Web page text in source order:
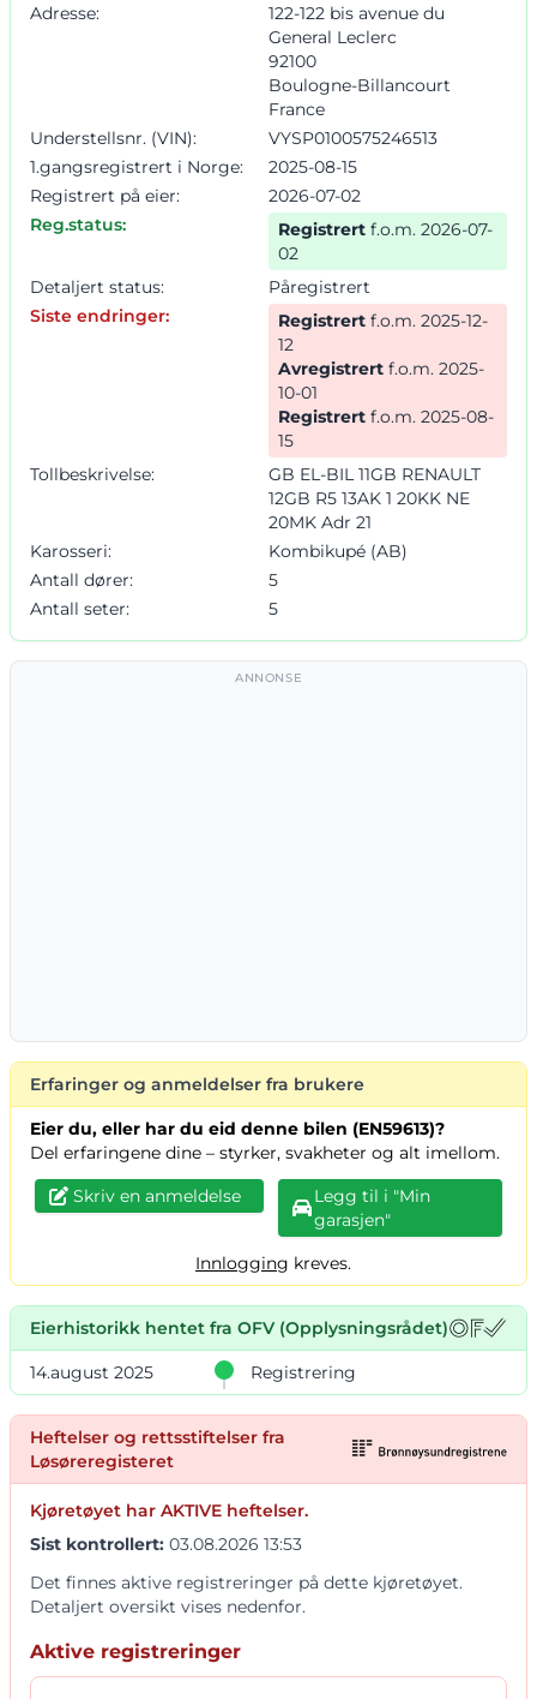
Adresse:
122-122 bis avenue du
General Leclerc
92100
Boulogne-Billancourt
France
Understellsnr. (VIN):
VYSP0100575246513
1.gangsregistrert i Norge:
2025-08-15
Registrert på eier:
2026-07-02
Reg.status:
Registrert f.o.m. 2026-07-
02
Detaljert status:
Påregistrert
Siste endringer:
Registrert
12
Avregistrert
10-01
Registrert
15
Tollbeskrivelse:
GB EL-BIL 11GB RENAULT
12GB R5 13AK 1 20KK NE
20MK Adr 21
Karosseri:
Kombikupé (AB)
Antall dører:
5
Antall seter:
5
ANNONSE
Erfaringer og anmeldelser fra brukere
Eier du, eller har du eid denne bilen (EN59613)?
Del erfaringene dine – styrker, svakheter og alt imellom.
Skriv en anmeldelse
Legg til i "Min
garasjen"
Innlogging kreves.
Eierhistorikk hentet fra OFV (Opplysningsrådet)
14.august 2025 Registrering
Heftelser og rettsstiftelser fra
Løsøreregisteret
Kjøretøyet har AKTIVE heftelser.
Sist kontrollert: 03.08.2026 13:53
Det finnes aktive registreringer på dette kjøretøyet.
Detaljert oversikt vises nedenfor.
Aktive registreringer